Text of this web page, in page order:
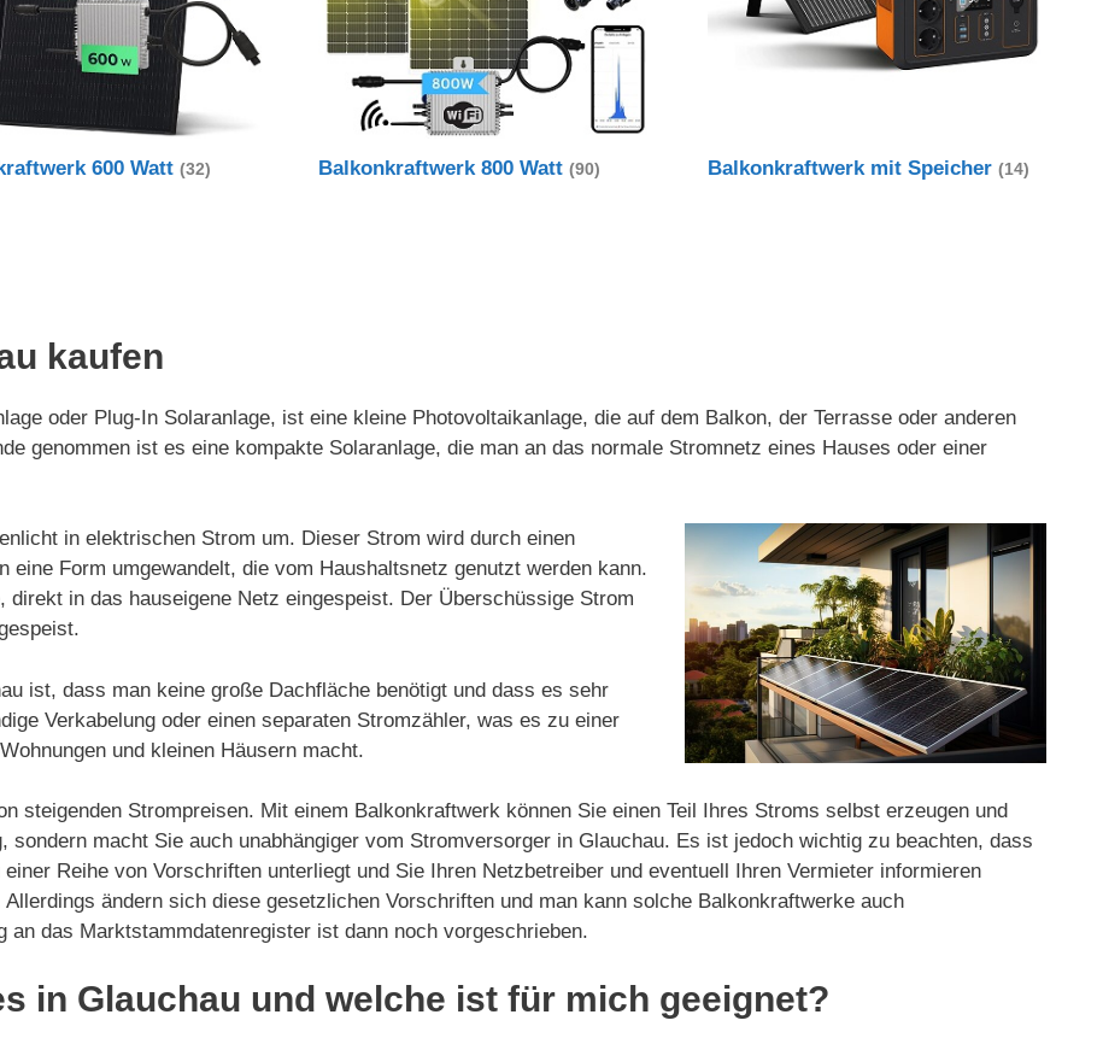
600 Watt(32) Balkonkraftwerk 800 Watt(90) Balkonkraftwerk mit Speicher(14)
kaufen
oder Plug-In Solaranlage, ist eine kleine Photovoltaikanlage, die auf dem Balkon, der Terrasse oder anderen
genommen ist es eine kompakte Solaranlage, die man an das normale Stromnetz eines Hauses oder einer
in elektrischen Strom um. Dieser Strom wird durch einen
Form umgewandelt, die vom Haushaltsnetz genutzt werden kann.
in das hauseigene Netz eingespeist. Der Überschüssige Strom
ist, dass man keine große Dachfläche benötigt und dass es sehr
Verkabelung oder einen separaten Stromzähler, was es zu einer
und kleinen Häusern macht.
steigenden Strompreisen. Mit einem Balkonkraftwerk können Sie einen Teil Ihres Stroms selbst erzeugen und
macht Sie auch unabhängiger vom Stromversorger in Glauchau. Es ist jedoch wichtig zu beachten, dass
Reihe von Vorschriften unterliegt und Sie Ihren Netzbetreiber und eventuell Ihren Vermieter informieren
ändern sich diese gesetzlichen Vorschriften und man kann solche Balkonkraftwerke auch
das Marktstammdatenregister ist dann noch vorgeschrieben.
in Glauchau und welche ist für mich geeignet?